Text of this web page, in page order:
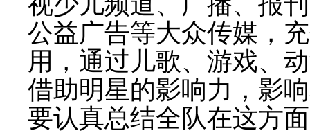
公益广告等大众传媒，
用，通过儿歌、游戏、
借助明星的影响力，影
要认真总结全队在这方